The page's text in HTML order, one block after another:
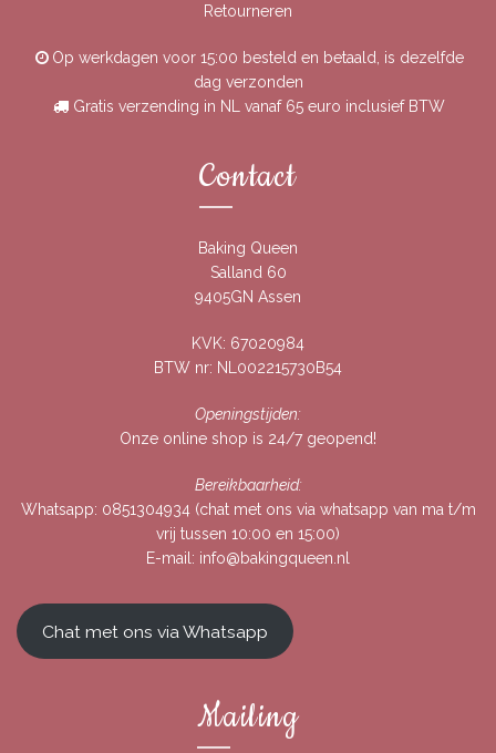
Retourneren
Op werkdagen voor 15:00 besteld en betaald, is dezelfde
dag verzonden
Gratis verzending in NL vanaf 65 euro inclusief BTW
Contact
Baking Queen
Salland 60
9405GN Assen
KVK: 67020984
BTW nr: NL002215730B54
Openingstijden:
Onze online shop is 24/7 geopend!
Bereikbaarheid:
Whatsapp: 0851304934(chat met ons via whatsapp van ma t/m
vrij tussen 10:00 en 15:00)
E-mail: info@bakingqueen.nl
Chat met ons via Whatsapp
Mailing